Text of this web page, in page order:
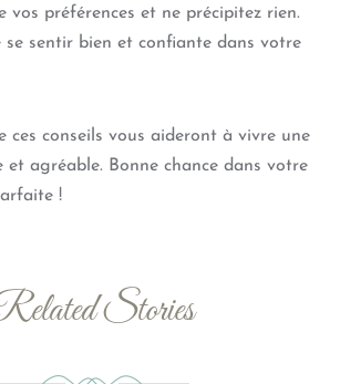
vos préférences et ne précipitez rien.
se sentir bien et confiante dans votre
ces conseils vous aideront à vivre une
et agréable. Bonne chance dans votre
!
Stories